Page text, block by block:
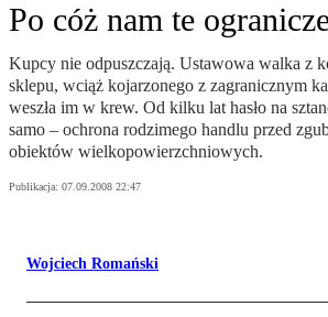
Po cóż nam te
Kupcy nie odpuszczają. Ustawowa walka z
sklepu, wciąż kojarzonego z zagranicznym
weszła im w krew. Od kilku lat hasło na
samo – ochrona rodzimego handlu przed
obiektów wielkopowierzchniowych.
Publikacja: 07.09.2008 22:47
Wojciech Romański